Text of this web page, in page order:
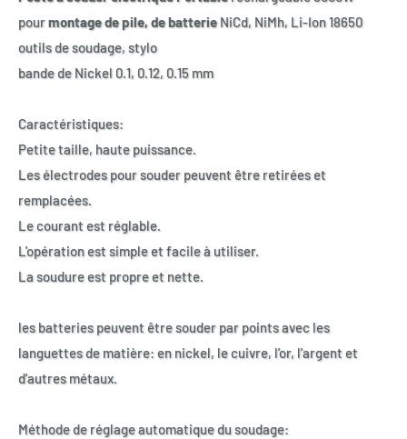
pourmontage de pile, de batterieNiCd, NiMh, Li-Ion 18650
outils de soudage, stylo
bande de Nickel 0.1, 0.12, 0.15 mm
Caractéristiques:
Petite taille, haute puissance.
Les électrodes pour souder peuvent être retirées et
remplacées.
Le courant est réglable.
L'opération est simple et facile à utiliser.
La soudure est propre et nette.
les batteries peuvent être souder par points avec les
languettes de matière: en nickel, le cuivre, l'or, l'argent et
d'autres métaux.
Méthode de réglage automatique du soudage: